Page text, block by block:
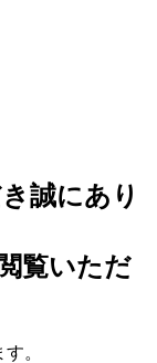
誠にあり
覧いただ
。